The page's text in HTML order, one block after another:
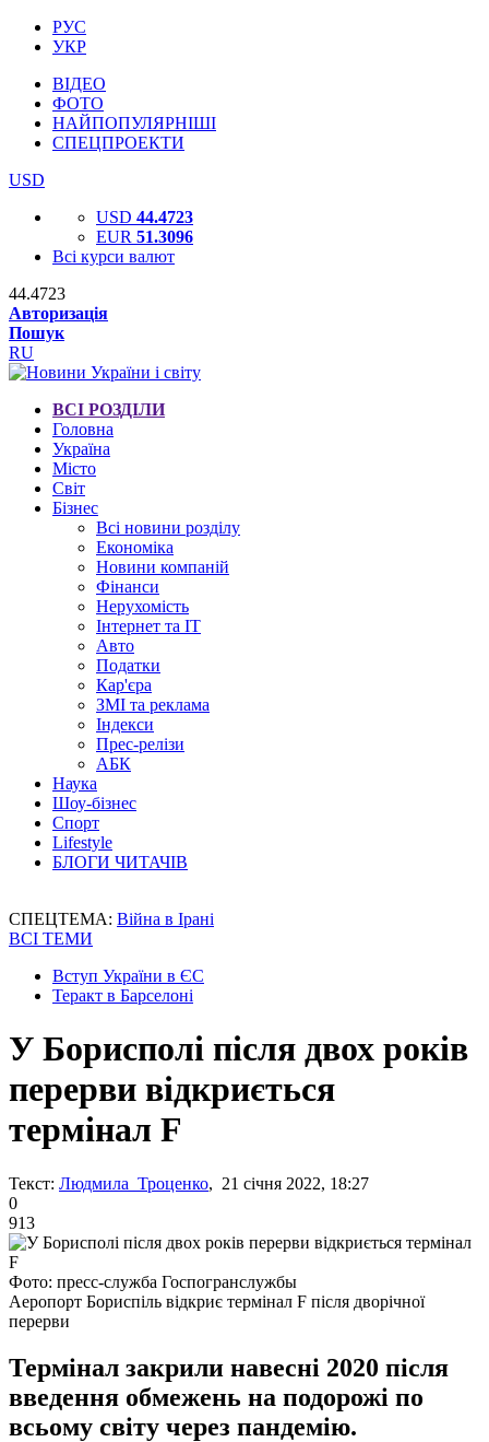
РУС
УКР
ВІДЕО
ФОТО
НАЙПОПУЛЯРНІШІ
СПЕЦПРОЕКТИ
USD
USD 44.4723
EUR 51.3096
Всі курси валют
44.4723
Авторизація
Пошук
RU
ВСІ РОЗДІЛИ
Головна
Україна
Місто
Світ
Бізнес
Всі новини розділу
Економіка
Новини компаній
Фінанси
Нерухомість
Інтернет та IT
Авто
Податки
Кар'єра
ЗМІ та реклама
Індекси
Прес-релізи
АБК
Наука
Шоу-бізнес
Спорт
Lifestyle
БЛОГИ ЧИТАЧІВ
СПЕЦТЕМА: Війна в Ірані
ВСІ ТЕМИ
Вступ України в ЄС
Теракт в Барселоні
У Борисполі після двох років
перерви відкриється
термінал F
Текст: Людмила Троценко, 21 січня 2022, 18:27
0
913
Фото: пресс-служба Госпогранслужбы
Аеропорт Бориспіль відкриє термінал F після дворічної
перерви
Термінал закрили навесні 2020 після
введення обмежень на подорожі по
всьому світу через пандемію.